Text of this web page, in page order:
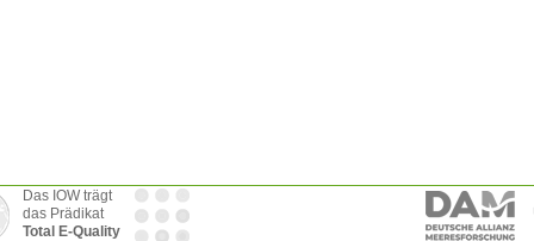
Das IOW trägt
das Prädikat
Total E-Quality